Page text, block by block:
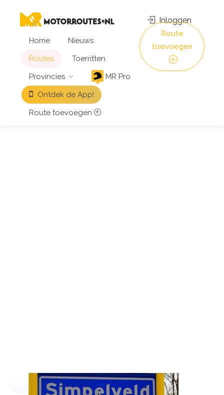
Home
Nieuws
Routes
Toerritten
Provincies
MR Pro
Ontdek de App!
Route toevoegen
Inloggen
Route
toevoegen